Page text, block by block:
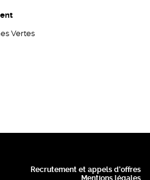
Vertes
Recrutement et appels d’offres
Mentions légales